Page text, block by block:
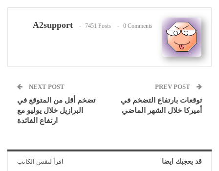
A2support 7451 Posts 0 Comments
توقعات بارتفاع التضخم في
أميركا خلال الشهر الماضي
NEXT POST
تضخم أقل من المتوقع في
البرازيل خلال يوليو مع
ارتفاع الفائدة
قد يعجبك ايضا اقرأ لنفس الكاتب